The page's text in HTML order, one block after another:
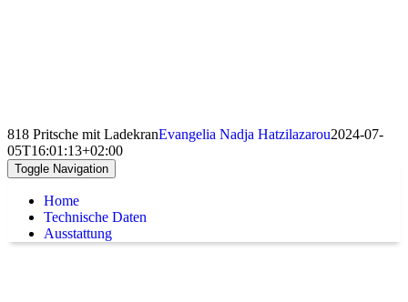
818 Pritsche mit LadekranEvangelia Nadja Hatzilazarou2024-07-
05T16:01:13+02:00
Toggle Navigation
Home
Technische Daten
Ausstattung